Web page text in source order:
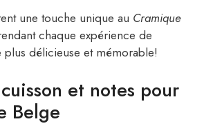
une touche unique au Cramique
chaque expérience de
délicieuse et mémorable!
et notes pour
Belge